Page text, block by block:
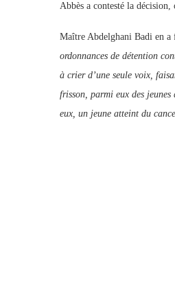
Abbès a contesté la décision,
Maître Abdelghani Badi en a
ordonnances de détention
à crier d’une seule voix,
frisson, parmi eux des
eux, un jeune atteint du